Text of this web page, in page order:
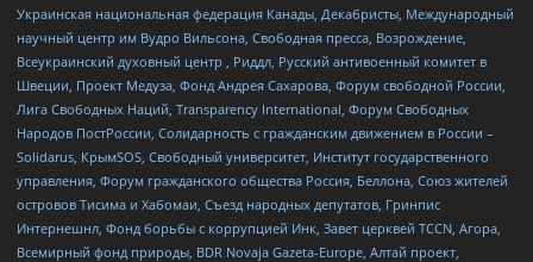
Украинская национальная федерация Канады, Декабристы, Международный
научный центр им Вудро Вильсона, Свободная пресса, Возрождение,
Всеукраинский духовный центр , Риддл, Русский антивоенный комитет в
Швеции, Проект Медуза, Фонд Андрея Сахарова, Форум свободной России,
Лига Свободных Наций, Transparеncy International, Форум Свободных
Народов ПостРоссии, Солидарность с гражданским движением в России –
Solidarus, КрымSOS, Свободный университет, Институт государственного
управления, Форум гражданского общества Россия, Беллона, Союз жителей
островов Тисима и Хабомаи, Съезд народных депутатов, Гринпис
Интернешнл, Фонд борьбы с коррупцией Инк, Завет церквей TCCN, Агора,
Всемирный фонд природы, BDR Novaja Gazeta-Europe, Алтай проект,